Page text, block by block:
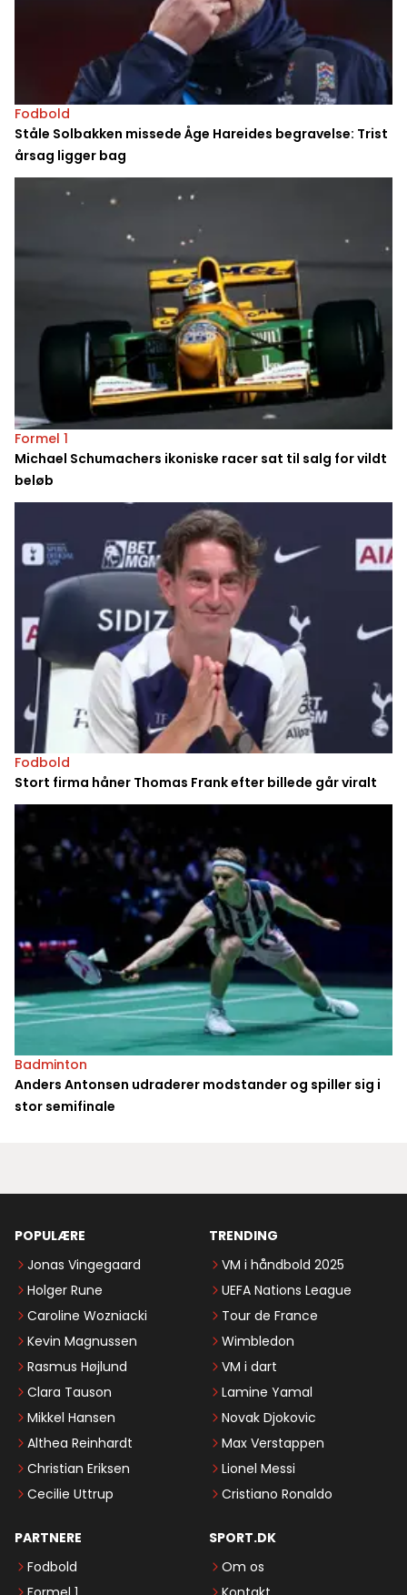
Fodbold
Ståle Solbakken missede Åge Hareides begravelse: Trist
årsag ligger bag
Formel 1
Michael Schumachers ikoniske racer sat til salg for vildt
beløb
Fodbold
Stort firma håner Thomas Frank efter billede går viralt
Badminton
Anders Antonsen udraderer modstander og spiller sig i
stor semifinale
POPULÆRE
Jonas Vingegaard
Holger Rune
Caroline Wozniacki
Kevin Magnussen
Rasmus Højlund
Clara Tauson
Mikkel Hansen
Althea Reinhardt
Christian Eriksen
Cecilie Uttrup
TRENDING
VM i håndbold 2025
UEFA Nations League
Tour de France
Wimbledon
VM i dart
Lamine Yamal
Novak Djokovic
Max Verstappen
Lionel Messi
Cristiano Ronaldo
PARTNERE
Fodbold
SPORT.DK
Om os